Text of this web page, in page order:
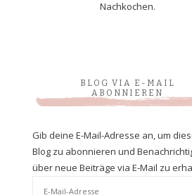
Nachkochen.
BLOG VIA E-MAIL
ABONNIEREN
Gib deine E-Mail-Adresse an, um
Blog zu abonnieren und
über neue Beiträge via E-Mail zu